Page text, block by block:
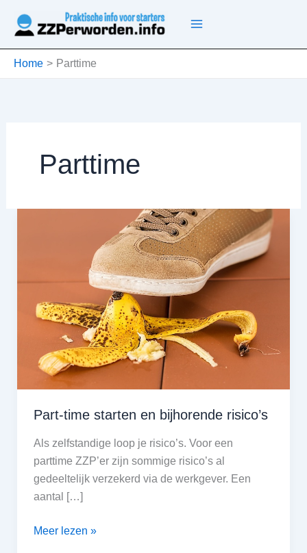
naar
inhoud
Home Parttime
Parttime
Part-time starten en bijhorende risico’s
Als zelfstandige loop je risico’s. Voor een
parttime ZZP’er zijn sommige risico’s al
gedeeltelijk verzekerd via de werkgever. Een
aantal […]
Part-
Meer lezen »